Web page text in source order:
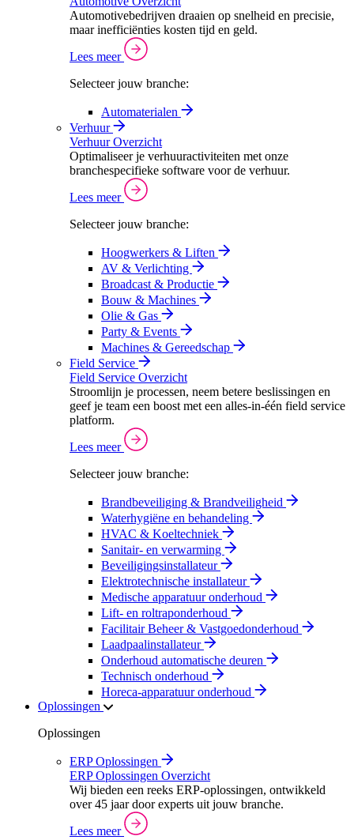
Automotivebedrijven draaien op snelheid en precisie,
maar inefficiënties kosten tijd en geld.
Lees meer
Selecteer jouw branche:
Automaterialen
Verhuur
Verhuur Overzicht
Optimaliseer je verhuuractiviteiten met onze
branchespecifieke software voor de verhuur.
Lees meer
Selecteer jouw branche:
Hoogwerkers & Liften
AV & Verlichting
Broadcast & Productie
Bouw & Machines
Olie & Gas
Party & Events
Machines & Gereedschap
Field Service
Field Service Overzicht
Stroomlijn je processen, neem betere beslissingen en
geef je team een boost met een alles-in-één field service
platform.
Lees meer
Selecteer jouw branche:
Brandbeveiliging & Brandveiligheid
Waterhygiëne en behandeling
HVAC & Koeltechniek
Sanitair- en verwarming
Beveiligingsinstallateur
Elektrotechnische installateur
Medische apparatuur onderhoud
Lift- en roltraponderhoud
Facilitair Beheer & Vastgoedonderhoud
Laadpaalinstallateur
Onderhoud automatische deuren
Technisch onderhoud
Horeca-apparatuur onderhoud
Oplossingen
Oplossingen
ERP Oplossingen
ERP Oplossingen Overzicht
Wij bieden een reeks ERP-oplossingen, ontwikkeld
over 45 jaar door experts uit jouw branche.
Lees meer